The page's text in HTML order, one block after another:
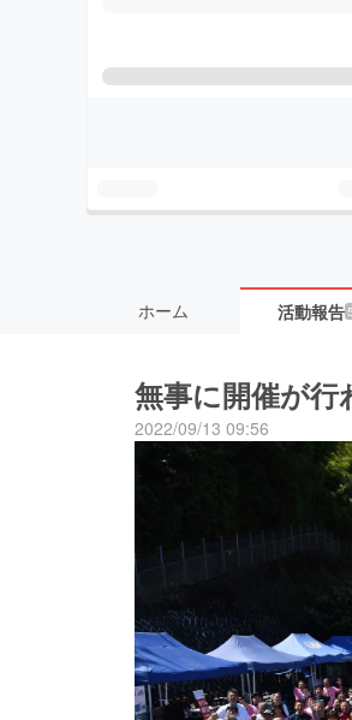
ホーム 活動報告5
無事に開催が行
2022/09/13 09:56